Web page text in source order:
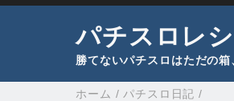
パチスロレ
勝てないパチスロはただの
ホーム / パチスロ日記 /